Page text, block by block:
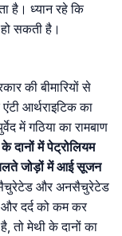
है। ध्यान रहे कि
सकती है।
की बीमारियों से
आर्थराइटिक का
में गठिया का रामबाण
दानों में पेट्रोलियम
जोड़ों में आई सूजन
और अनसैचुरेटेड
दर्द को कम कर
तो मेथी के दानों का